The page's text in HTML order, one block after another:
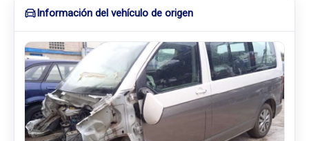
Información del vehículo de origen